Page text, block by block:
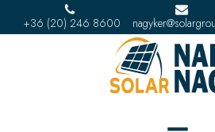
+36 (20) 246 8600